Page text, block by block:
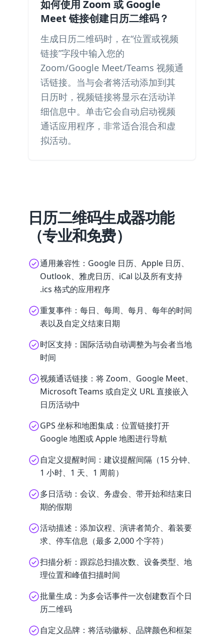
如何使用 Zoom 或 Google
Meet 链接创建日历二维码？
生成日历二维码时，在“位置或视频
链接”字段中输入您的
Zoom/Google Meet/Teams 视频通
话链接。当与会者将活动添加到其
日历时，视频链接将显示在活动详
细信息中。单击它会自动启动视频
通话应用程序，非常适合混合和虚
拟活动。
日历二维码生成器功能
（专业和免费）
通用兼容性：Google 日历、Apple 日历、
Outlook、雅虎日历、iCal 以及所有支持
.ics 格式的应用程序
重复事件：每日、每周、每月、每年的时间
表以及自定义结束日期
时区支持：国际活动自动调整为与会者当地
时间
视频通话链接：将 Zoom、Google Meet、
Microsoft Teams 或自定义 URL 直接嵌入
日历活动中
GPS 坐标和地图集成：位置链接打开
Google 地图或 Apple 地图进行导航
自定义提醒时间：建议提醒间隔（15 分钟、
1 小时、1 天、1 周前）
多日活动：会议、务虚会、带开始和结束日
期的假期
活动描述：添加议程、演讲者简介、着装要
求、停车信息（最多 2,000 个字符）
扫描分析：跟踪总扫描次数、设备类型、地
理位置和峰值扫描时间
批量生成：为多会话事件一次创建数百个日
历二维码
自定义品牌：将活动徽标、品牌颜色和框架